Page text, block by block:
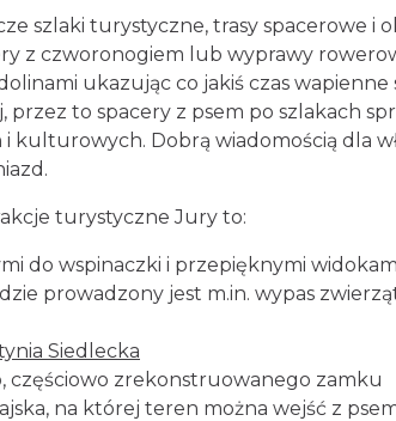
szlaki turystyczne, trasy spacerowe i
z czworonogiem lub wyprawy
ukazując co jakiś czas wapienne
to spacery z psem po szlakach
Dobrą wiadomością dla
turystyczne Jury to:
do wspinaczki i przepięknymi
prowadzony jest m.in. wypas
Siedlecka
częściowo zrekonstruowanego zamku
na której teren można wejść z